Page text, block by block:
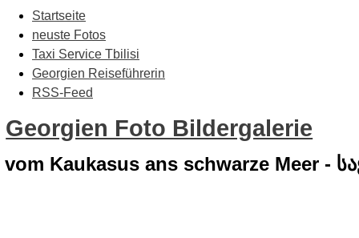
Startseite
neuste Fotos
Taxi Service Tbilisi
Georgien Reiseführerin
RSS-Feed
Georgien Foto Bildergalerie
vom Kaukasus ans schwarze Meer -